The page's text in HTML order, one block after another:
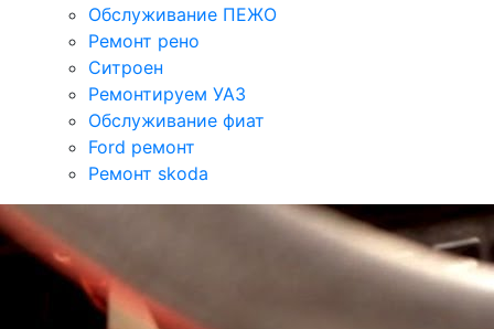
Обслуживание ПЕЖО
Ремонт рено
Ситроен
Ремонтируем УАЗ
Обслуживание фиат
Ford ремонт
Ремонт skoda